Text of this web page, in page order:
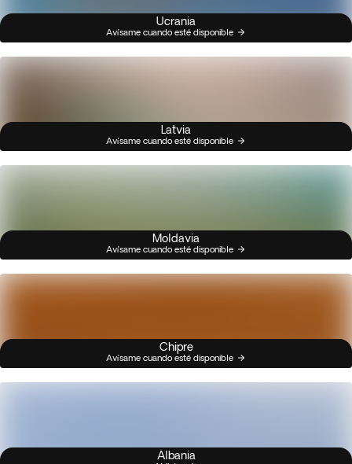
Ucrania
Avísame cuando esté disponible
Latvia
Avísame cuando esté disponible
Moldavia
Avísame cuando esté disponible
Chipre
Avísame cuando esté disponible
Albania